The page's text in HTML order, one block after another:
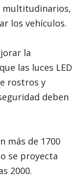
multitudinarios,
los vehículos.
la
las luces LED
rostros y
deben
más de 1700
se proyecta
2000.